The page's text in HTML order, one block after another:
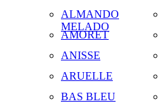
ALMANDO
MELADO
AMORET
ANISSE
ARUELLE
BAS BLEU